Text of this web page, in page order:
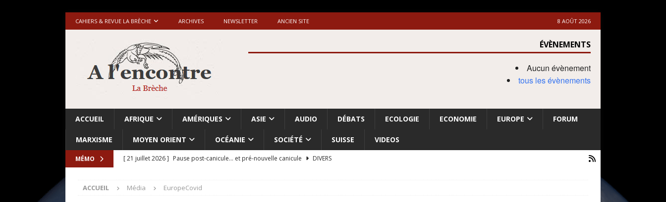
CAHIERS & REVUE LA BRÈCHE ARCHIVES NEWSLETTER ANCIEN SITE 8 AOÛT 2026
ÉVÈNEMENTS
Aucun évènement
tous les évènements
ACCUEIL AFRIQUE AMÉRIQUES ASIE AUDIO DÉBATS ECOLOGIE ECONOMIE EUROPE FORUM
MARXISME MOYEN ORIENT OCÉANIE SOCIÉTÉ SUISSE VIDEOS
MÉMO [ 21 juillet 2026 ] Pause post-canicule… et pré-nouvelle canicule
DIVERS
[ 18 juillet 2026 ] Israël-Palestine. «Accentuation du nettoyage ethnique en Cisjordanie et à Gaza
ACCUEIL Média EuropeCovid